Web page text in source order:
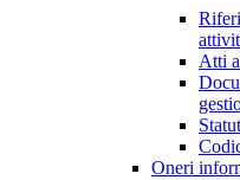
Atti
Oneri